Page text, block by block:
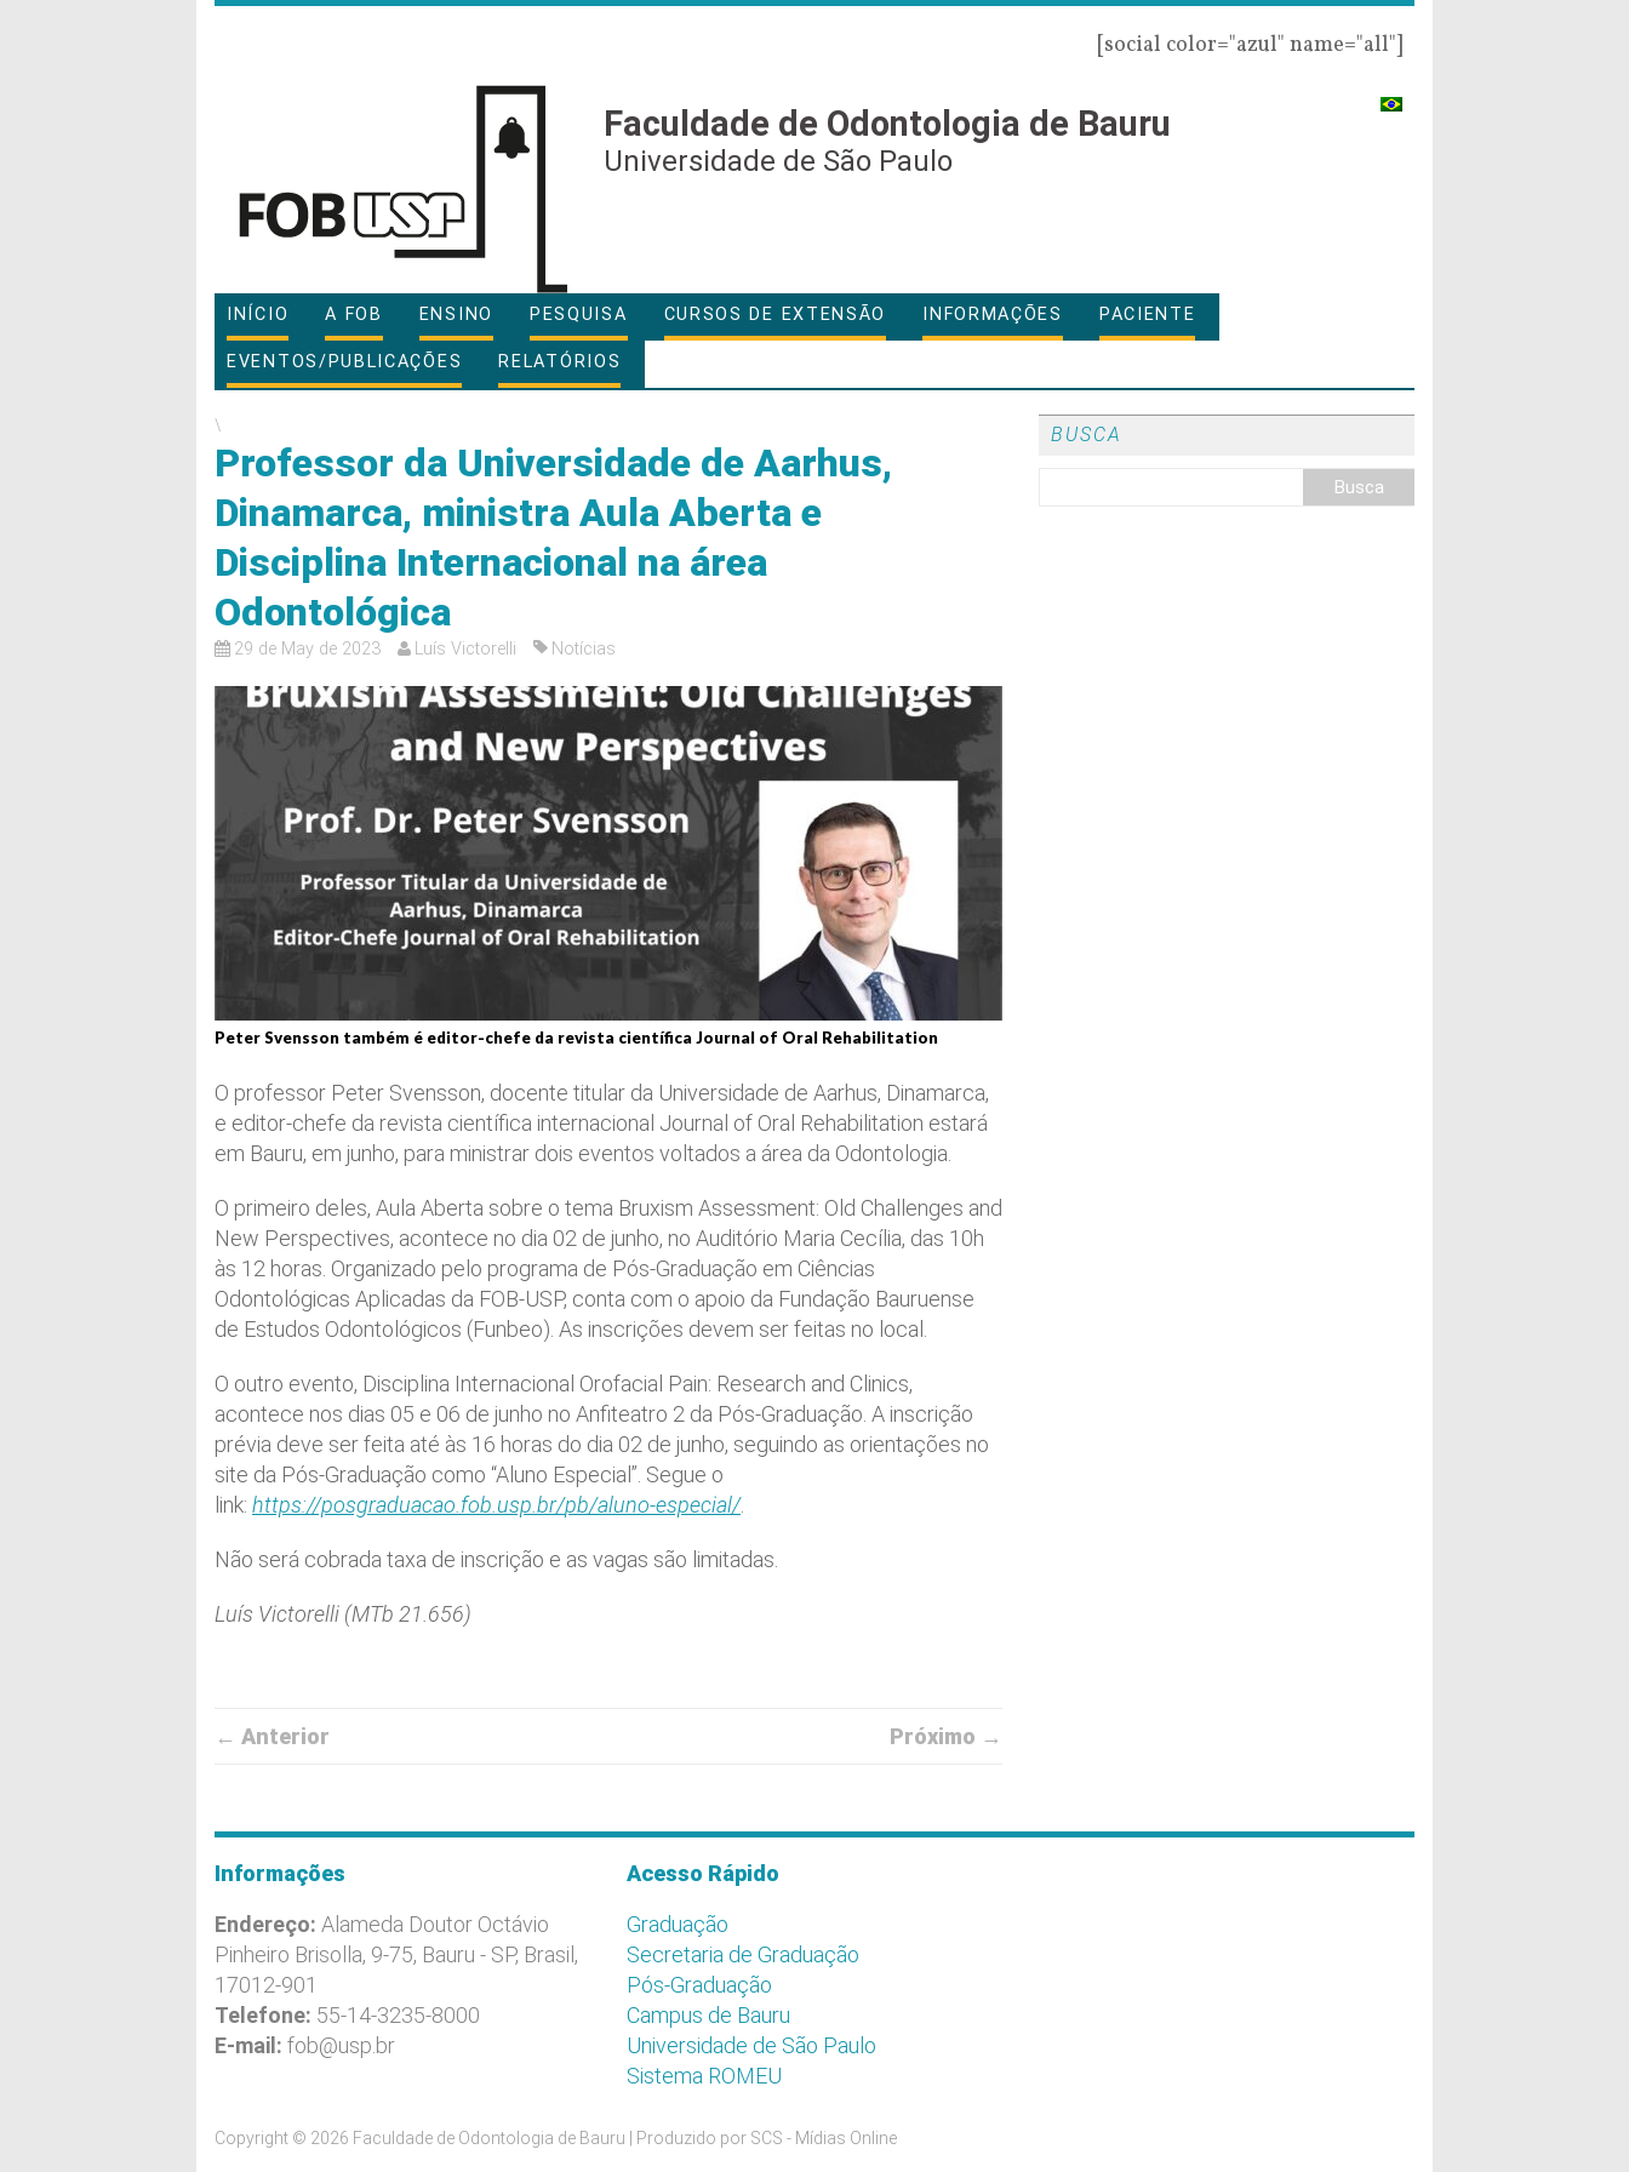
[social color="azul" name="all"]
Faculdade de Odontologia de Bauru
Universidade de São Paulo
INÍCIO A FOB ENSINO PESQUISA CURSOS DE EXTENSÃO INFORMAÇÕES PACIENTE
EVENTOS/PUBLICAÇÕES RELATÓRIOS
\
Professor da Universidade de Aarhus,
Dinamarca, ministra Aula Aberta e
Disciplina Internacional na área
Odontológica
29 de May de 2023 Luís Victorelli Notícias
Peter Svensson também é editor-chefe da revista científica Journal of Oral Rehabilitation
O professor Peter Svensson, docente titular da Universidade de Aarhus, Dinamarca,
e editor-chefe da revista científica internacional Journal of Oral Rehabilitation estará
em Bauru, em junho, para ministrar dois eventos voltados a área da Odontologia.
O primeiro deles, Aula Aberta sobre o tema Bruxism Assessment: Old Challenges and
New Perspectives, acontece no dia 02 de junho, no Auditório Maria Cecília, das 10h
às 12 horas. Organizado pelo programa de Pós-Graduação em Ciências
Odontológicas Aplicadas da FOB-USP, conta com o apoio da Fundação Bauruense
de Estudos Odontológicos (Funbeo). As inscrições devem ser feitas no local.
O outro evento, Disciplina Internacional Orofacial Pain: Research and Clinics,
acontece nos dias 05 e 06 de junho no Anfiteatro 2 da Pós-Graduação. A inscrição
prévia deve ser feita até às 16 horas do dia 02 de junho, seguindo as orientações no
site da Pós-Graduação como “Aluno Especial”. Segue o
link: https://posgraduacao.fob.usp.br/pb/aluno-especial/.
Não será cobrada taxa de inscrição e as vagas são limitadas.
Luís Victorelli (MTb 21.656)
← Anterior Próximo →
BUSCA
Informações
Endereço: Alameda Doutor Octávio
Pinheiro Brisolla, 9-75, Bauru - SP, Brasil,
17012-901
Telefone: 55-14-3235-8000
E-mail: fob@usp.br
Acesso Rápido
Graduação
Secretaria de Graduação
Pós-Graduação
Campus de Bauru
Universidade de São Paulo
Sistema ROMEU
Copyright © 2026 Faculdade de Odontologia de Bauru | Produzido por SCS - Mídias Online